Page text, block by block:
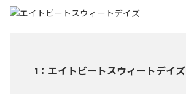
1 ： エイトビートスウィートデイズ